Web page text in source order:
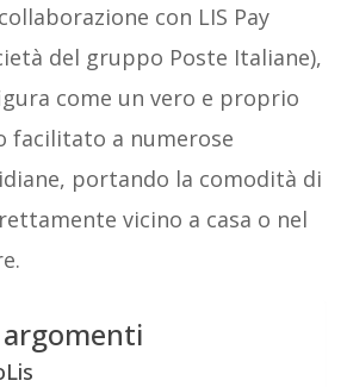
con LIS Pay
del gruppo Poste Italiane),
come un vero e proprio
facilitato a numerose
portando la comodità di
vicino a casa o nel